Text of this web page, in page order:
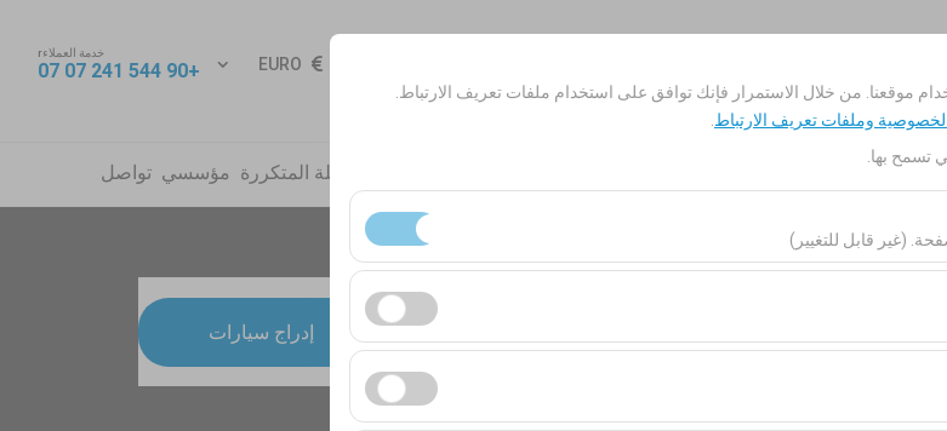
موقعنا. من خلال الاستمرار فإنك توافق على استخدام ملفات تعريف الارتباط.
وملفات تعريف الارتباط
تسمح بها.
(غير قابل للتغيير)
بشكل صحيح، والأمان، وإدارة الجلسات، والوظائف الأساسية. لا يمكن تعطيلها.
استخدام موقعنا (عدد الزوار، الصفحات الأكثر زيارة، سلوك المستخدمين). تُستخدم
المستخدم بشكل مستمر.
EURO
خدمة العملاءr
+90 544 241 07 07
الأسئلة المتكررة مؤسسي تواصل
تاريخ العودة والوقت
إدراج سيارات